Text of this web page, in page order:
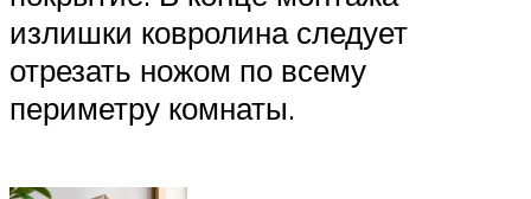
излишки ковролина следует
отрезать ножом по всему
периметру комнаты.